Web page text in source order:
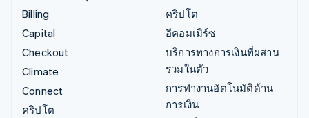
Billing
Capital
Checkout
Climate
Connect
คริปโต
คริปโต
อีคอมเมิร์ซ
บริการทางการเงินที่ผสาน
รวมในตัว
การทำงานอัตโนมัติด้าน
การเงิน